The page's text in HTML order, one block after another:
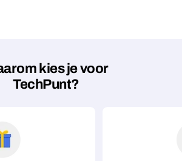
Stel een vraag
kies je voor
TechPunt?